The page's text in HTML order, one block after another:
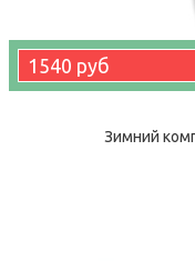
1540 руб
Зимний